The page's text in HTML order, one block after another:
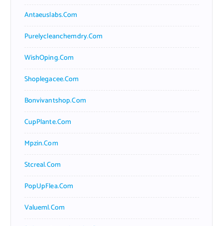
Antaeuslabs.com
Purelycleanchemdry.com
WishOping.com
Shoplegacee.com
Bonvivantshop.com
CupPlante.com
Mpzin.com
Stcreal.com
PopUpFlea.com
Valueml.com